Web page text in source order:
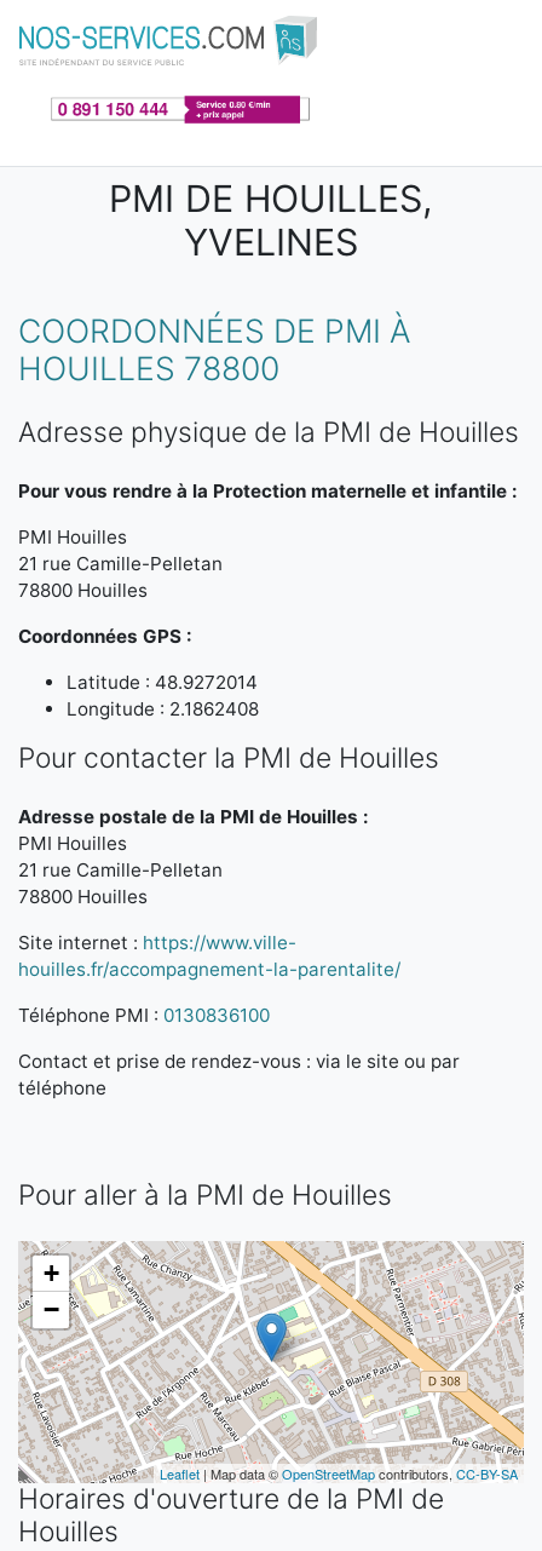
Aller au contenu principal
PMI DE HOUILLES,
YVELINES
COORDONNÉES DE PMI À
HOUILLES 78800
Adresse physique de la PMI de Houilles
Pour vous rendre à la Protection maternelle et infantile :
PMI Houilles
21 rue Camille-Pelletan
78800 Houilles
Coordonnées GPS :
Latitude : 48.9272014
Longitude : 2.1862408
Pour contacter la PMI de Houilles
Adresse postale de la PMI de Houilles :
PMI Houilles
21 rue Camille-Pelletan
78800 Houilles
Site internet : https://www.ville-
houilles.fr/accompagnement-la-parentalite/
Téléphone PMI : 0130836100
Contact et prise de rendez-vous : via le site ou par
téléphone
Pour aller à la PMI de Houilles
+
−
Leaflet| Map data ©OpenStreetMapcontributors, CC-BY-SA
Horaires d'ouverture de la PMI de
Houilles